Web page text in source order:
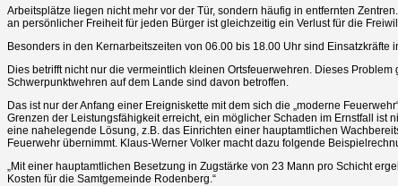
Arbeitsplätze liegen nicht mehr vor der Tür, sondern häufig in entfernten
an persönlicher Freiheit für jeden Bürger ist gleichzeitig ein Verlust für die
Besonders in den Kernarbeitszeiten von 06.00 bis 18.00 Uhr sind Einsatzkräfte
Dies betrifft nicht nur die vermeintlich kleinen Ortsfeuerwehren. Dieses
Schwerpunktwehren auf dem Lande sind davon betroffen.
Das ist nur der Anfang einer Ereigniskette mit dem sich die „moderne
Grenzen der Leistungsfähigkeit erreicht, ein möglicher Schaden im Ernstfall ist
eine nahelegende Lösung, z.B. das Einrichten einer hauptamtlichen
Feuerwehr übernimmt. Klaus-Werner Volker macht dazu folgende
„Mit einer hauptamtlichen Besetzung in Zugstärke von 23 Mann pro Schicht
Kosten für die Samtgemeinde Rodenberg.“